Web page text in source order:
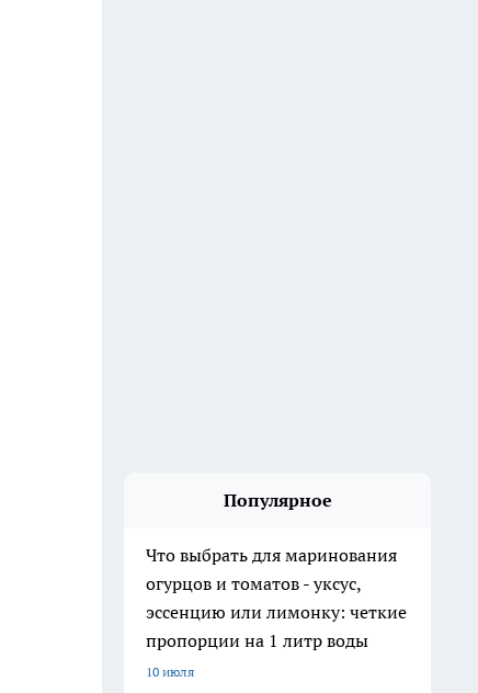
Популярное
Что выбрать для маринования
огурцов и томатов - уксус,
эссенцию или лимонку: четкие
пропорции на 1 литр воды
10 июля